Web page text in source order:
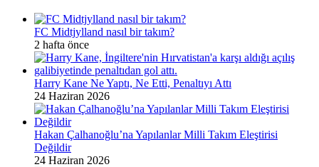
FC Midtjylland nasıl bir takım?
2 hafta önce
Harry Kane Ne Yaptı, Ne Etti, Penaltıyı Attı
24 Haziran 2026
Hakan Çalhanoğlu’na Yapılanlar Milli Takım Eleştirisi
Değildir
24 Haziran 2026